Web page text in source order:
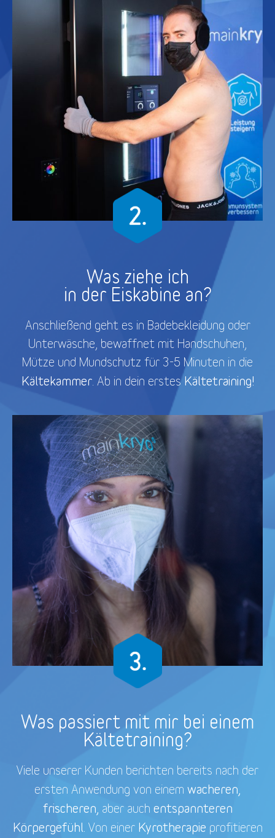
Was ziehe ich
in der Eiskabine an?
Anschließend geht es in Badebekleidung oder
Unterwäsche, bewaffnet mit Handschuhen,
Mütze und Mundschutz für 3-5 Minuten in die
Kältekammer. Ab in dein erstesKältetraining!
Was passiert mit mir bei einem
Kältetraining?
Viele unserer Kunden berichten bereits nach der
ersten Anwendung von einem wacheren,
frischeren, aber auch entspannteren
Körpergefühl. Von einer Kyrotherapie profitieren